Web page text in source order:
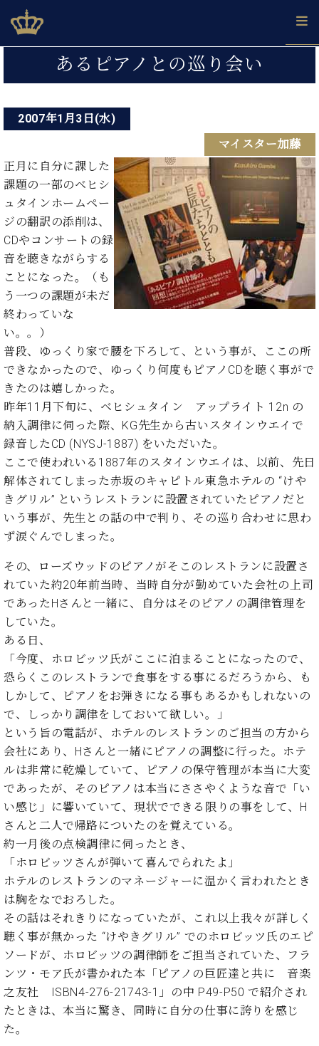
to
content
ベヒシュタインジャパン公式サイト
BECHSTEIN JAPAN Official Site
ベ
ヒ
ュ
タ
イ
ン
コ
ン
サ
ト /
C.
シ
タ
イ
ン
レ
ジ
デ
ス
C.
シ
ュ
タ
ン
サ
ー
ト
/
C.
ヒ
シ
ュ
タ
イ
レ
ジ
デ
ン
ス
ベ
示
ピ
ア
ノ
技
術
ベ
シ
ュ
イ
ン
の
グ
ラ
ン
ド
ピ
ア
を
作
る
こ
と
音
色
タ
ッ
チ
ベ
シ
ュ
タ
イ
ジ
ャ
パ
ン
の
組
み
ピ
ア
ノ
製
番
号
ベ
ヒ
シ
ュ
イ
ン
の
秘
密
ド
ツ
の
器
ベ
ヒ
シ
ュ
タ
イ
ン
ブ
ラ
ン
ド
ヒ
ス
ト
リ
ー
音
家
達
の
ベ
ヒ
シ
ュ
タ
ン
の
音
色
ベ
ヒ
シ
タ
イ
ン
を
弾
前
に
ベ
ヒ
シ
ュ
ニ
ュ
ー
イ
ベ
ン
ト
メ
マ
ガ
員
登
録
ご
案
内
各
店
舗
か
ら
の
お
知
ら
せ
(入
情
報
等)
プ
ス
リ
リ
ー
(お
知
ら
せ・
メ
ア
情
報)
キ
ャ
ン
ー
ン
コ
ン
サ
ー
ト
正
規
ィ
ー
ラ
ー・
取
扱
店
舗・
ロ
ン・
調
律
ベ
シ
ュ
イ
ン
で、
演
奏
し
た
い！
た
い！
録
音
し
い！
と
い
う
方
お
近
く
直
営
店
舗
で
メルマガ登録
趣
味
ら
本
格
的
に
学
方
ま
で
大
歓
ベヒ
シュ
タイ
会
社
案
内
企
情
報
採
用
情
報
ベ
ヒ
ュ
タ
イ
ン・
サ
ロ
ン
会
員
ベ
ヒ
シ
ュ
タ
イ
ン・
ャ
パ
ン
ブ
ロ
あるピアノとの巡り会い
2007年1月3日(水)
マイスター加藤
正月に自分に課した
課題の一部のベヒシ
ュタインホームペー
ジの翻訳の添削は、
CDやコンサートの録
音を聴きながらする
ことになった。（も
う一つの課題が未だ
終わっていな
い。。）
普段、ゆっくり家で腰を下ろして、という事が、ここの所
できなかったので、ゆっくり何度もピアノCDを聴く事がで
きたのは嬉しかった。
昨年11月下旬に、ベヒシュタイン アップライト 12n の
納入調律に伺った際、KG先生から古いスタインウエイで
録音したCD (NYSJ-1887) をいただいた。
ここで使われいる1887年のスタインウエイは、以前、先日
解体されてしまった赤坂のキャピトル東急ホテルの “けや
きグリル” というレストランに設置されていたピアノだと
いう事が、先生との話の中で判り、その巡り合わせに思わ
ず涙ぐんでしまった。
その、ローズウッドのピアノがそこのレストランに設置さ
れていた約20年前当時、当時自分が勤めていた会社の上司
であったHさんと一緒に、自分はそのピアノの調律管理を
していた。
ある日、
「今度、ホロビッツ氏がここに泊まることになったので、
恐らくこのレストランで食事をする事にるだろうから、も
しかして、ピアノをお弾きになる事もあるかもしれないの
で、しっかり調律をしておいて欲しい。」
という旨の電話が、ホテルのレストランのご担当の方から
会社にあり、Hさんと一緒にピアノの調整に行った。ホテ
ルは非常に乾燥していて、ピアノの保守管理が本当に大変
であったが、そのピアノは本当にささやくような音で「い
い感じ」に響いていて、現状でできる限りの事をして、H
さんと二人で帰路についたのを覚えている。
約一月後の点検調律に伺ったとき、
「ホロビッツさんが弾いて喜んでられたよ」
ホテルのレストランのマネージャーに温かく言われたとき
は胸をなでおろした。
その話はそれきりになっていたが、これ以上我々が詳しく
聴く事が無かった “けやきグリル” でのホロビッツ氏のエピ
ソードが、ホロビッツの調律師をご担当されていた、フラ
ンツ・モア氏が書かれた本「ピアノの巨匠達と共に 音楽
之友社 ISBN4-276-21743-1」の中 P49-P50 で紹介され
たときは、本当に驚き、同時に自分の仕事に誇りを感じ
た。
稿
ナ
ビ
ー
シ
ョ
ン